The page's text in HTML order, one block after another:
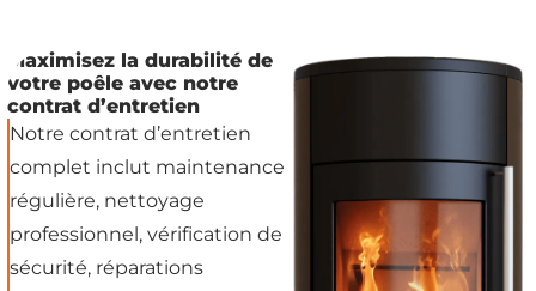
Maximisez la durabilité de
votre poêle avec notre
contrat d’entretien
Notre contrat d’entretien
complet inclut maintenance
régulière, nettoyage
professionnel, vérification de
sécurité, réparations